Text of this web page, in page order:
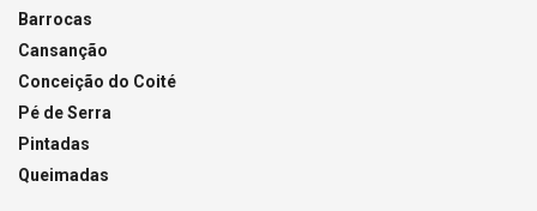
Barrocas
Cansanção
Conceição do Coité
Pé de Serra
Pintadas
Queimadas